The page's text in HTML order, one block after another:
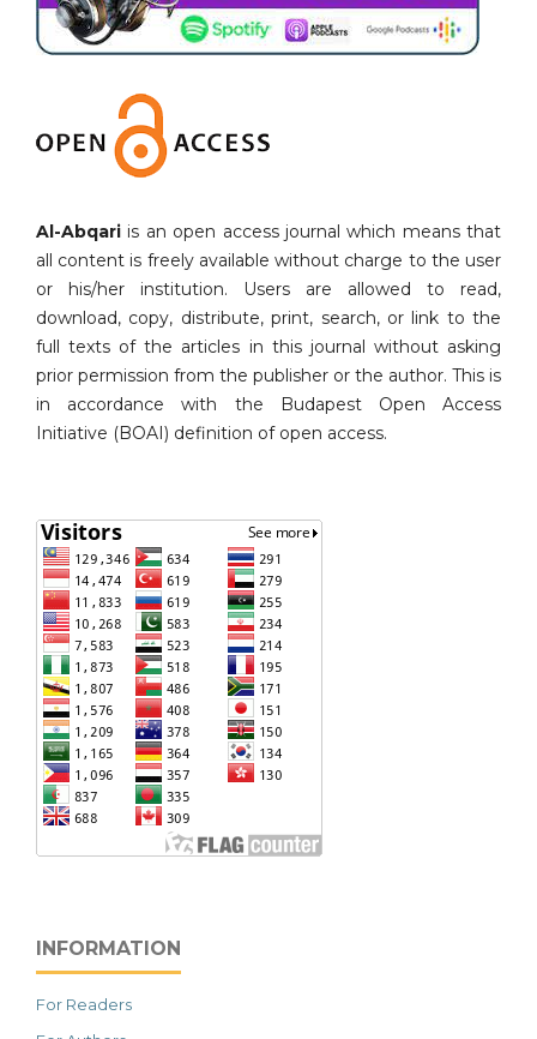
Al-Abqari is an open access journal which means that
all content is freely available without charge to the user
or his/her institution. Users are allowed to read,
download, copy, distribute, print, search, or link to the
full texts of the articles in this journal without asking
prior permission from the publisher or the author. This is
in accordance with the Budapest Open Access
Initiative (BOAI) definition of open access.
INFORMATION
For Readers